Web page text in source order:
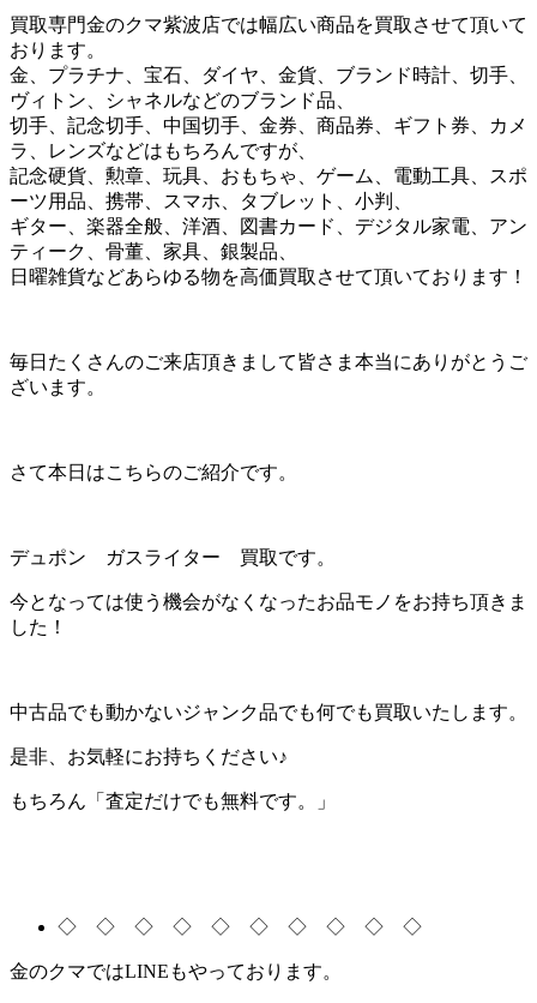
買取専門金のクマ紫波店では幅広い商品を買取させて頂いて
おります。
金、プラチナ、宝石、ダイヤ、金貨、ブランド時計、切手、
ヴィトン、シャネルなどのブランド品、
切手、記念切手、中国切手、金券、商品券、ギフト券、カメ
ラ、レンズなどはもちろんですが、
記念硬貨、勲章、玩具、おもちゃ、ゲーム、電動工具、スポ
ーツ用品、携帯、スマホ、タブレット、小判、
ギター、楽器全般、洋酒、図書カード、デジタル家電、アン
ティーク、骨董、家具、銀製品、
日曜雑貨などあらゆる物を高価買取させて頂いております！
毎日たくさんのご来店頂きまして皆さま本当にありがとうご
ざいます。
さて本日はこちらのご紹介です。
デュポン ガスライター 買取です。
今となっては使う機会がなくなったお品モノをお持ち頂きま
した！
中古品でも動かないジャンク品でも何でも買取いたします。
是非、お気軽にお持ちください♪
もちろん「査定だけでも無料です。」
◇ ◇ ◇ ◇ ◇ ◇ ◇ ◇ ◇ ◇
金のクマではLINEもやっております。